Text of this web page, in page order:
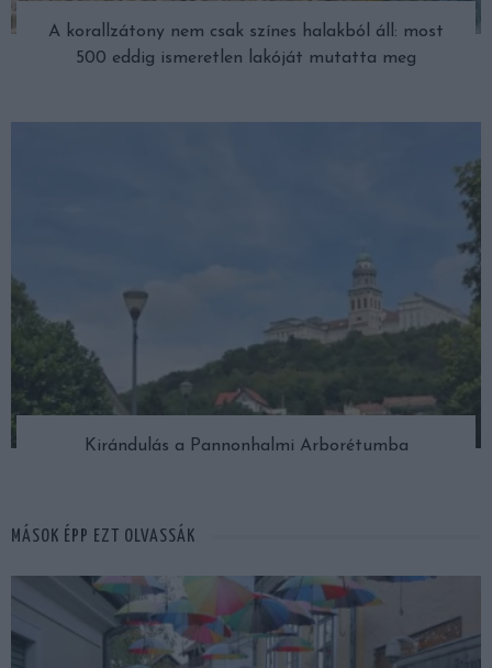
A korallzátony nem csak színes halakból áll: most
500 eddig ismeretlen lakóját mutatta meg
Kirándulás a Pannonhalmi Arborétumba
MÁSOK ÉPP EZT OLVASSÁK